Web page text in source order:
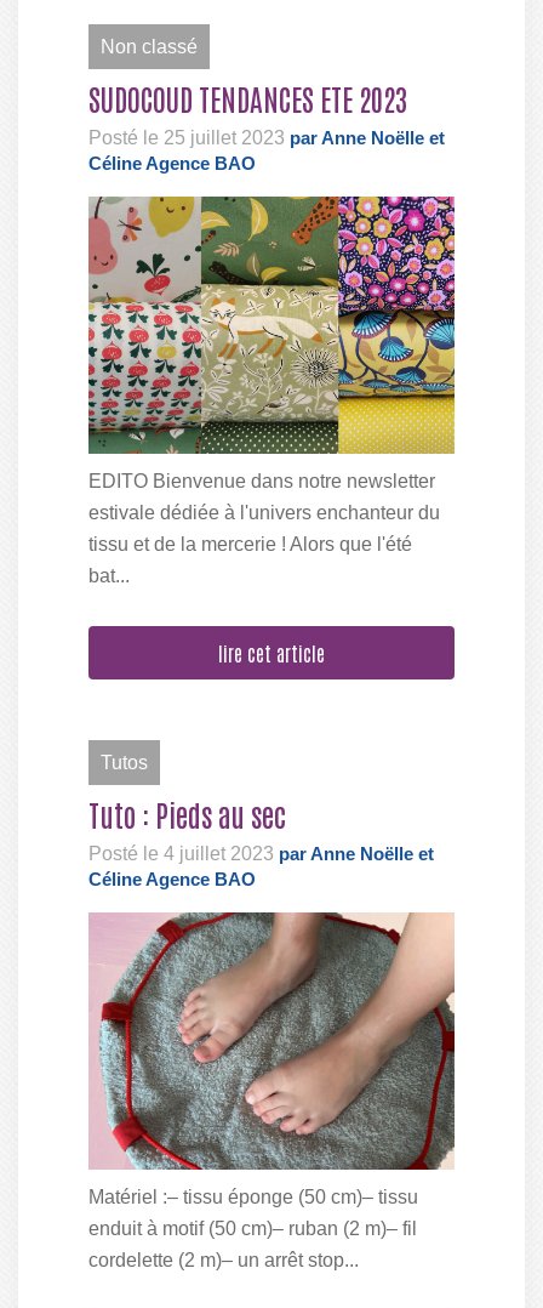
Non classé
SUDOCOUD TENDANCES ETE 2023
Posté le 25 juillet 2023 par Anne Noëlle et
Céline Agence BAO
EDITO Bienvenue dans notre newsletter
estivale dédiée à l'univers enchanteur du
tissu et de la mercerie ! Alors que l'été
bat...
lire cet article
Tutos
Tuto : Pieds au sec
Posté le 4 juillet 2023 par Anne Noëlle et
Céline Agence BAO
Matériel :– tissu éponge (50 cm)– tissu
enduit à motif (50 cm)– ruban (2 m)– fil
cordelette (2 m)– un arrêt stop...